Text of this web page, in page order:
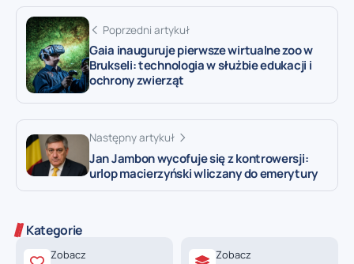
Poprzedni artykuł
Gaia inauguruje pierwsze wirtualne zoo w
Brukseli: technologia w służbie edukacji i
ochrony zwierząt
Następny artykuł
Jan Jambon wycofuje się z kontrowersji:
urlop macierzyński wliczany do emerytury
Kategorie
Zobacz Zobacz